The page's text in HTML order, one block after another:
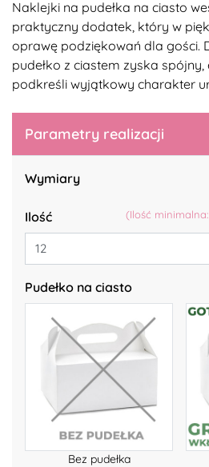
Naklejki na pudełka na ciasto
praktyczny dodatek, który w
oprawę podziękowań dla gości.
pudełko z ciastem zyska
podkreśli wyjątkowy charakter
Parametry realizacji
Wymiary
(Ilość
Ilość
Pudełko na ciasto
Bez pudełka